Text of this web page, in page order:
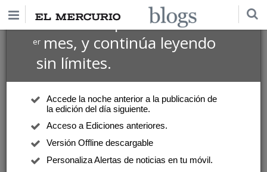
Suscríbete por $1 USD
ermes, y continúa leyendo
sin límites.
Accede la noche anterior a la publicación de
la edición del día siguiente.
Acceso a Ediciones anteriores.
Versión Offline descargable
Personaliza Alertas de noticias en tu móvil.